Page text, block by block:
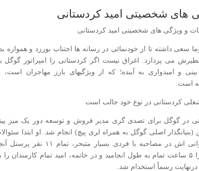
های شخصیتی امید کردستانی
۵۳ ساله عموما سعی داشته تا از خودنمائی در رسانه ها اجتناب بورزد و
می پردازد. اغراق نیست اگر کردستانی را امپراتور گوگل
و امیدواری به آینده؛ که از ویژگیهای بارز مهاجران
است.
کردستانی در نوع خود جالب است
در گوگل برای تصدی گری مدیر فروش و توسعه دور یک میز
اصلی گوگل به همراه لری پیچ) انجام شد. او ابتدا
کرد و بعد با اعتراف به ناتوانی اش در مصاحبه با
مصاحبه فرا خواند. این ماجرا ۵ ساعت تمام به طول انجامید و در خاتمه، امید تمام
رسماً استخدام شد.